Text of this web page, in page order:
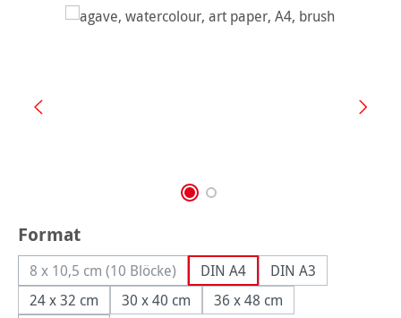
Bildergalerie überspringen
Formatauswählen
8 x 10,5 cm (10 Blöcke)(Diese Option ist zurzeit nicht verfügbar.)
DIN A4
DIN A3
24 x 32 cm
30 x 40 cm
36 x 48 cm